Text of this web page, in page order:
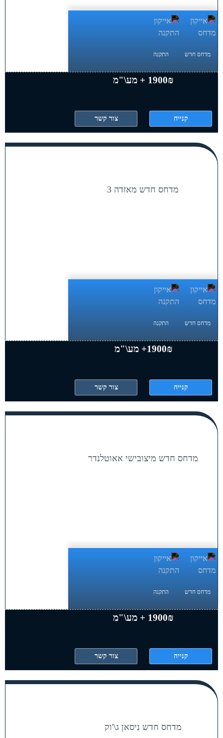
מדחס חדש התקנה
1900₪ + מע\"מ
קנייה צור קשר
מדחס חדש מאזדה 3
מדחס חדש התקנה
1900₪+ מע\"מ
קנייה צור קשר
מדחס חדש מיצובישי אאוטלנדר
מדחס חדש התקנה
1900₪ + מע\"מ
קנייה צור קשר
מדחס חדש ניסאן ג\'וק